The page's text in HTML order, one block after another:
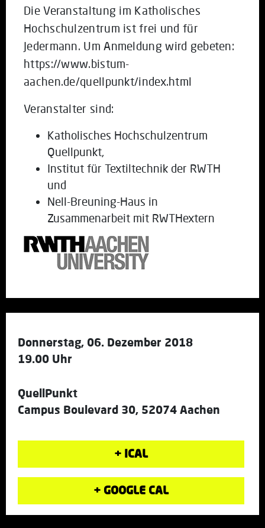
Die Veranstaltung im Katholisches
Hochschulzentrum ist frei und für
Jedermann. Um Anmeldung wird gebeten:
https://www.bistum-
aachen.de/quellpunkt/index.html
Veranstalter sind:
Katholisches Hochschulzentrum
Quellpunkt,
Institut für Textiltechnik der RWTH
und
Nell-Breuning-Haus in
Zusammenarbeit mit RWTHextern
Donnerstag, 06. Dezember 2018
19.00 Uhr
QuellPunkt
Campus Boulevard 30, 52074 Aachen
+ ICAL
+ GOOGLE CAL